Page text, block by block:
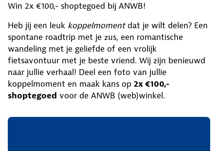
Win 2x €100,- shoptegoed bij ANWB!
Heb jij een leuk koppelmomentdat je wilt delen? Een
spontane roadtrip met je zus, een romantische
wandeling met je geliefde of een vrolijk
fietsavontuur met je beste vriend. Wij zijn benieuwd
naar jullie verhaal! Deel een foto van jullie
koppelmoment en maak kans op 2x €100,-
shoptegoed voor de ANWB (web)winkel.